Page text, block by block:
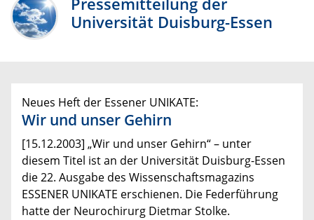
Universität Duisburg-Essen
Neues Heft der Essener UNIKATE:
Wir und unser Gehirn
[15.12.2003] „Wir und unser Gehirn“ – unter
diesem Titel ist an der Universität Duisburg-Essen
die 22. Ausgabe des Wissenschaftsmagazins
ESSENER UNIKATE erschienen. Die Federführung
hatte der Neurochirurg Dietmar Stolke.